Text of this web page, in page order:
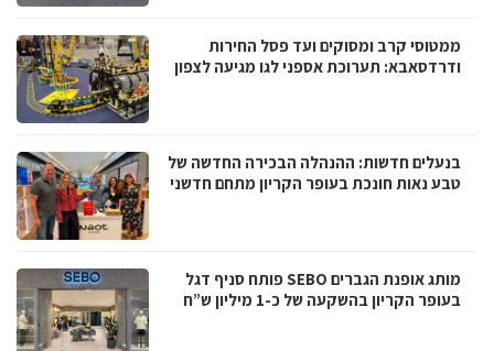
ממטוסי קרב ומסוקים ועד פסל החירות
ודרדסאבא: תערוכת אספני לגו מגיעה לצפון
בנעלים חדשות: ההנהלה הבכירה החדשה של
טבע נאות חונכת בעופר הקריון מתחם חדשני
מותג אופנת הגברים SEBO פותח סניף דגל
בעופר הקריון בהשקעה של כ-1 מיליון ש”ח